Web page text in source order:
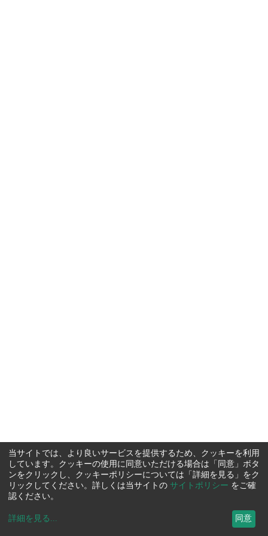
当サイトでは、より良いサービスを提供するため、クッキーを利用
しています。クッキーの使用に同意いただける場合は「同意」ボタ
ンをクリックし、クッキーポリシーについては「詳細を見る」をク
リックしてください。詳しくは当サイトの サイトポリシー をご確
認ください。
詳細を見る ... 同意